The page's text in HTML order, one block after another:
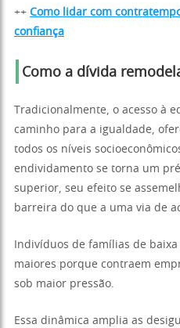
++ Como lidar com
confiança
Como a dívida
Tradicionalmente, o acesso à
caminho para a igualdade,
todos os níveis
endividamento se torna um
superior, seu efeito se
barreira do que a uma via de
Indivíduos de famílias de
maiores porque contraem
sob maior pressão.
Essa dinâmica amplia as